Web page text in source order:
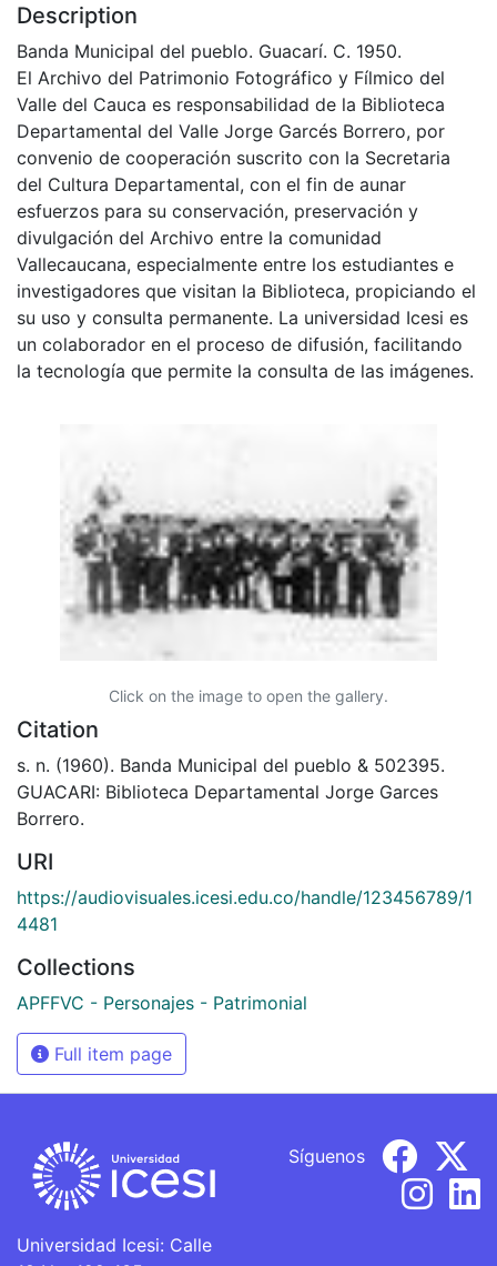
Description
Banda Municipal del pueblo. Guacarí. C. 1950.
El Archivo del Patrimonio Fotográfico y Fílmico del
Valle del Cauca es responsabilidad de la Biblioteca
Departamental del Valle Jorge Garcés Borrero, por
convenio de cooperación suscrito con la Secretaria
del Cultura Departamental, con el fin de aunar
esfuerzos para su conservación, preservación y
divulgación del Archivo entre la comunidad
Vallecaucana, especialmente entre los estudiantes e
investigadores que visitan la Biblioteca, propiciando el
su uso y consulta permanente. La universidad Icesi es
un colaborador en el proceso de difusión, facilitando
la tecnología que permite la consulta de las imágenes.
Click on the image to open the gallery.
Citation
s. n. (1960). Banda Municipal del pueblo & 502395.
GUACARI: Biblioteca Departamental Jorge Garces
Borrero.
URI
https://audiovisuales.icesi.edu.co/handle/123456789/1
4481
Collections
APFFVC - Personajes - Patrimonial
Full item page
Universidad Icesi: Calle
Síguenos